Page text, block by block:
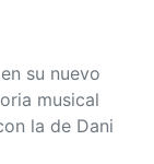
su nuevo
musical
la de Dani